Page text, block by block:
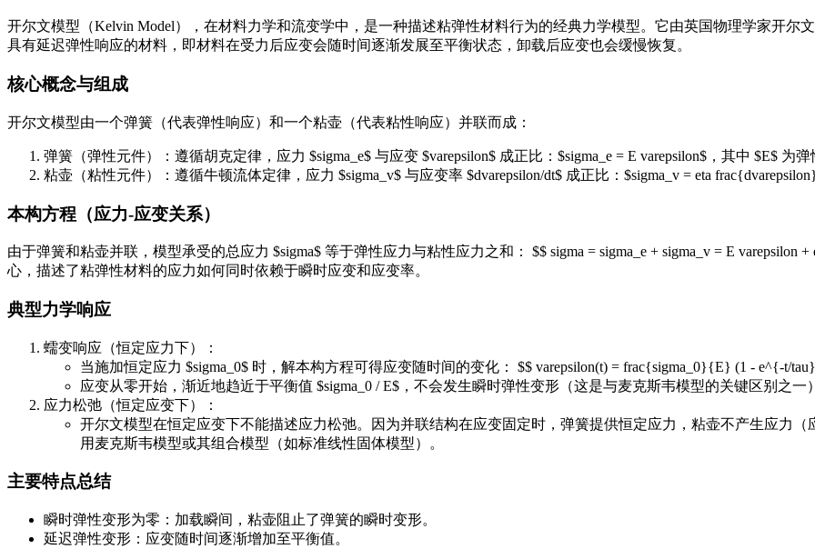
开尔文模型（Kelvin Model），在材料力学和流变学中，是一种描述粘弹性材料行为的经典力学模型。它由英国物理学家开尔
具有延迟弹性响应的材料，即材料在受力后应变会随时间逐渐发展至平衡状态，卸载后应变也会缓慢恢复。
核心概念与组成
开尔文模型由一个弹簧（代表弹性响应）和一个粘壶（代表粘性响应）并联而成：
弹簧（弹性元件）：遵循胡克定律，应力 $sigma_e$ 与应变 $varepsilon$ 成正比：$sigma_e = E varepsilon$，其中 $E$ 为弹
粘壶（粘性元件）：遵循牛顿流体定律，应力 $sigma_v$ 与应变率 $dvarepsilon/dt$ 成正比：$sigma_v = eta
本构方程（应力-应变关系）
由于弹簧和粘壶并联，模型承受的总应力 $sigma$ 等于弹性应力与粘性应力之和： $$ sigma = sigma_e + sigma_v = E
心，描述了粘弹性材料的应力如何同时依赖于瞬时应变和应变率。
典型力学响应
蠕变响应（恒定应力下）：
当施加恒定应力 $sigma_0$ 时，解本构方程可得应变随时间的变化： $$ varepsilon(t) = frac{sigma_0}{E} (1 - e^{-t/
应变从零开始，渐近地趋近于平衡值 $sigma_0 / E$，不会发生瞬时弹性变形（这是与麦克斯韦模型的关键区别之
应力松弛（恒定应变下）：
开尔文模型在恒定应变下不能描述应力松弛。因为并联结构在应变固定时，弹簧提供恒定应力，粘壶不产生应力
用麦克斯韦模型或其组合模型（如标准线性固体模型）。
主要特点总结
瞬时弹性变形为零：加载瞬间，粘壶阻止了弹簧的瞬时变形。
延迟弹性变形：应变随时间逐渐增加至平衡值。